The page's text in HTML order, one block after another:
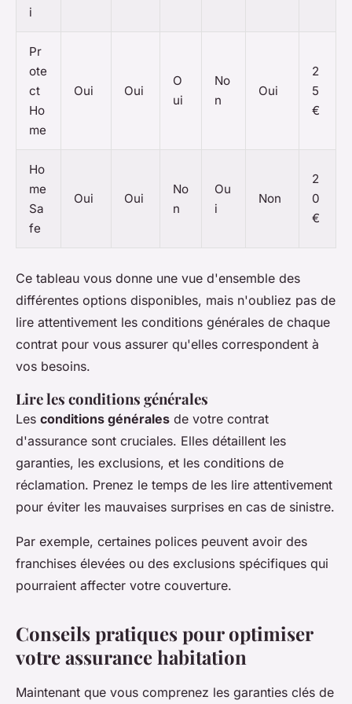
i
Pr
ote
ct
Ho
me
Oui Oui
O
ui
No
n
Oui
2
5
€
Ho
me
Sa
fe
Oui Oui
No
n
Ou
i
Non
2
0
€
Ce tableau vous donne une vue d'ensemble des
différentes options disponibles, mais n'oubliez pas de
lire attentivement les conditions générales de chaque
contrat pour vous assurer qu'elles correspondent à
vos besoins.
Lire les conditions générales
Les conditions générales de votre contrat
d'assurance sont cruciales. Elles détaillent les
garanties, les exclusions, et les conditions de
réclamation. Prenez le temps de les lire attentivement
pour éviter les mauvaises surprises en cas de sinistre.
Par exemple, certaines polices peuvent avoir des
franchises élevées ou des exclusions spécifiques qui
pourraient affecter votre couverture.
Conseils pratiques pour optimiser
votre assurance habitation
Maintenant que vous comprenez les garanties clés de